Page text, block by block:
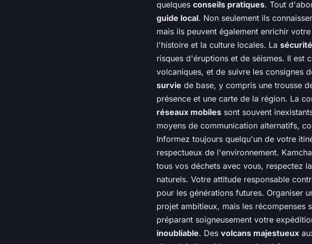
quelques conseils pratiques. Tout
guide local. Non seulement ils
mais ils peuvent également enrichir
l'histoire et la culture locales. La sécurité
risques d'éruptions et de séismes. Il est
volcaniques, et de suivre les consignes
survie de base, y compris une trousse
présence et une carte de la région. La
réseaux mobiles sont souvent
moyens de communication alternatifs,
Informez toujours quelqu'un de votre
respectueux de l'environnement.
tous vos déchets avec vous, respectez
naturels. Votre attitude responsable
pour les générations futures. Organiser
projet ambitieux, mais les récompenses
préparant soigneusement votre
inoubliable. Des volcans majestueux